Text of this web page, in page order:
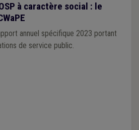
à caractère social : le
annuel spécifique 2023 portant
de service public.